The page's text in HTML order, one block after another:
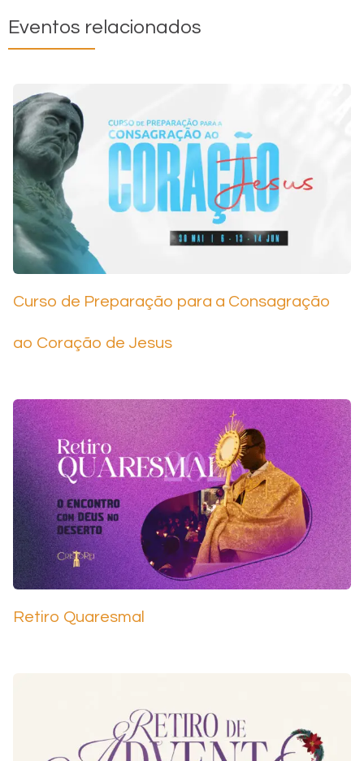
Eventos relacionados
Curso de Preparação para a Consagração
ao Coração de Jesus
Retiro Quaresmal